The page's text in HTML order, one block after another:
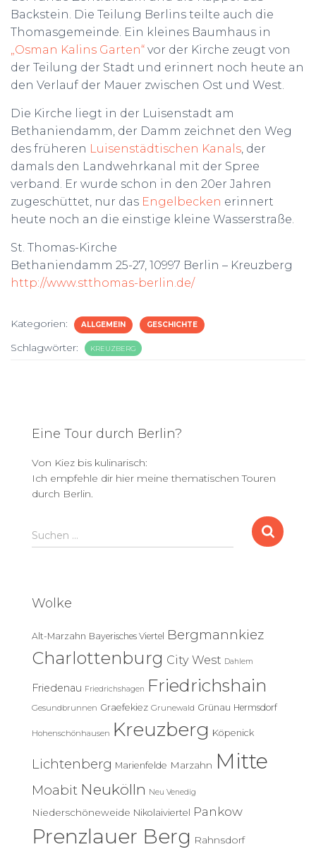
Backstein. Die Teilung Berlins teilte auch die
Thomasgemeinde. Ein kleines Baumhaus in
„Osman Kalins Garten“ vor der Kirche zeugt von
der Teilung der Stadt und erinnert noch heute an
den Verlauf der Mauer zwischen Ost und West.
Die Kirche liegt in der Luisenstadt am
Bethaniendamm, der Damm zeichnet den Weg
des früheren Luisenstädtischen Kanals, der
damals den Landwehrkanal mit der Spree
verband. Er wurde schon in den 20er Jahren
zugeschüttet, nur das Engelbecken erinnert
heute noch an die einstige kleine Wasserstraße.
St. Thomas-Kirche
Bethaniendamm 25-27, 10997 Berlin – Kreuzberg
http://www.stthomas-berlin.de/
Kategorien: ALLGEMEIN GESCHICHTE
Schlagwörter: KREUZBERG
Eine Tour durch Berlin?
Von Kiez bis kulinarisch:
Ich empfehle dir hier meine thematischen Touren
durch Berlin.
S
u
n
a
c
:
Suchen …
Wolke
Alt-Marzahn Bayerisches Viertel Bergmannkiez
Charlottenburg City West Dahlem
Friedenau Friedrichshagen Friedrichshain
Gesundbrunnen Graefekiez Grunewald Grünau Hermsdorf
Hohenschönhausen Kreuzberg Köpenick
Lichtenberg Marienfelde Marzahn Mitte
Moabit Neukölln Neu Venedig
Niederschöneweide Nikolaiviertel Pankow
Prenzlauer Berg Rahnsdorf